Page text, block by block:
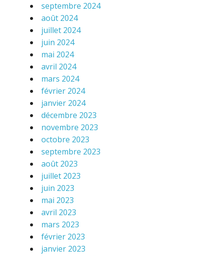
septembre 2024
août 2024
juillet 2024
juin 2024
mai 2024
avril 2024
mars 2024
février 2024
janvier 2024
décembre 2023
novembre 2023
octobre 2023
septembre 2023
août 2023
juillet 2023
juin 2023
mai 2023
avril 2023
mars 2023
février 2023
janvier 2023